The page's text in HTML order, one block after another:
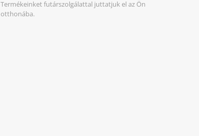
Termékeinket futárszolgálattal juttatjuk el az Ön
otthonába.